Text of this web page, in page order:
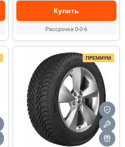
Купить
Рассрочка 0-0-6
ПРЕМИУМ